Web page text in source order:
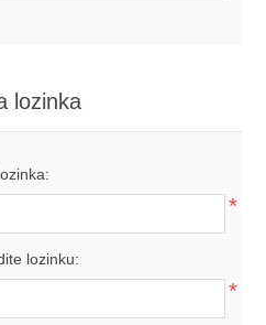
lozinka
*
lozinku:
*